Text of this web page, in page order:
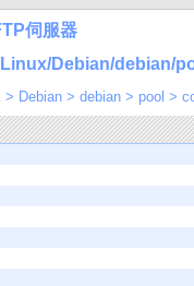
伺服器
Linux/Debian/debian/
> Debian > debian > pool >